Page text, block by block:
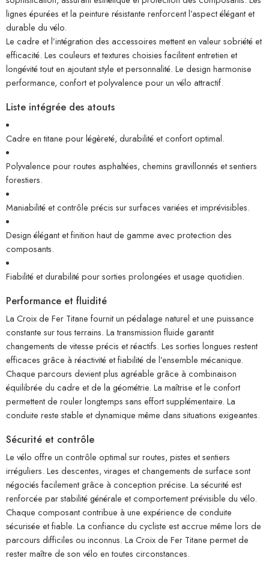
lignes épurées et la peinture résistante renforcent l’aspect élégant et
durable du vélo.
Le cadre et l’intégration des accessoires mettent en valeur sobriété et
efficacité. Les couleurs et textures choisies facilitent entretien et
longévité tout en ajoutant style et personnalité. Le design harmonise
performance, confort et polyvalence pour un vélo attractif.
Liste intégrée des atouts
Cadre en titane pour légèreté, durabilité et confort optimal.
Polyvalence pour routes asphaltées, chemins gravillonnés et sentiers
forestiers.
Maniabilité et contrôle précis sur surfaces variées et imprévisibles.
Design élégant et finition haut de gamme avec protection des
composants.
Fiabilité et durabilité pour sorties prolongées et usage quotidien.
Performance et fluidité
La Croix de Fer Titane fournit un pédalage naturel et une puissance
constante sur tous terrains. La transmission fluide garantit
changements de vitesse précis et réactifs. Les sorties longues restent
efficaces grâce à réactivité et fiabilité de l’ensemble mécanique.
Chaque parcours devient plus agréable grâce à combinaison
équilibrée du cadre et de la géométrie. La maîtrise et le confort
permettent de rouler longtemps sans effort supplémentaire. La
conduite reste stable et dynamique même dans situations exigeantes.
Sécurité et contrôle
Le vélo offre un contrôle optimal sur routes, pistes et sentiers
irréguliers. Les descentes, virages et changements de surface sont
négociés facilement grâce à conception précise. La sécurité est
renforcée par stabilité générale et comportement prévisible du vélo.
Chaque composant contribue à une expérience de conduite
sécurisée et fiable. La confiance du cycliste est accrue même lors de
parcours difficiles ou inconnus. La Croix de Fer Titane permet de
rester maître de son vélo en toutes circonstances.